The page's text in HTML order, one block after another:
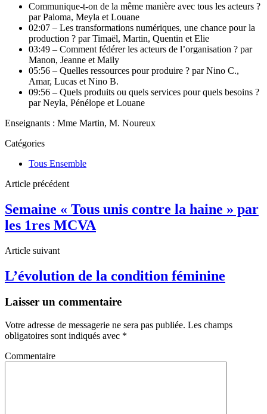
Communique-t-on de la même manière avec tous les acteurs ?
par Paloma, Meyla et Louane
02:07 – Les transformations numériques, une chance pour la
production ? par Timaël, Martin, Quentin et Elie
03:49 – Comment fédérer les acteurs de l’organisation ? par
Manon, Jeanne et Maily
05:56 – Quelles ressources pour produire ? par Nino C.,
Amar, Lucas et Nino B.
09:56 – Quels produits ou quels services pour quels besoins ?
par Neyla, Pénélope et Louane
Enseignants : Mme Martin, M. Noureux
Catégories
Tous Ensemble
Article précédent
Semaine « Tous unis contre la haine » par
les 1res MCVA
Article suivant
L’évolution de la condition féminine
Laisser un commentaire
Votre adresse de messagerie ne sera pas publiée. Les champs
obligatoires sont indiqués avec *
Commentaire